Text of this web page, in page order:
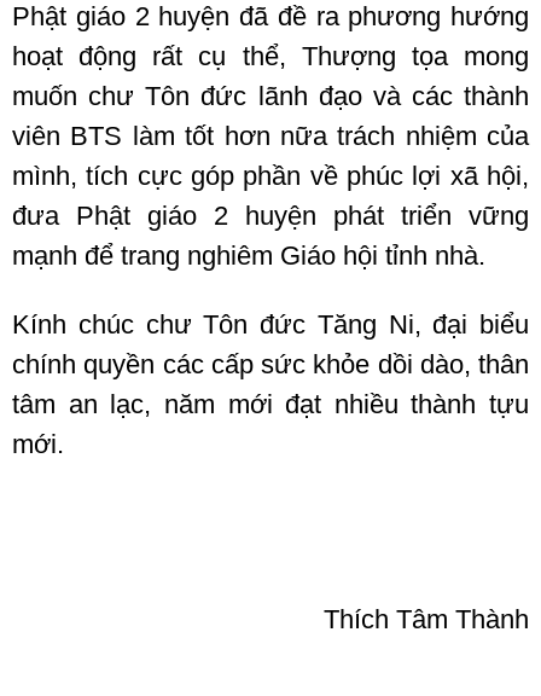
Phật giáo 2 huyện đã đề ra phương hướng
hoạt động rất cụ thể, Thượng tọa mong
muốn chư Tôn đức lãnh đạo và các thành
viên BTS làm tốt hơn nữa trách nhiệm của
mình, tích cực góp phần về phúc lợi xã hội,
đưa Phật giáo 2 huyện phát triển vững
mạnh để trang nghiêm Giáo hội tỉnh nhà.
Kính chúc chư Tôn đức Tăng Ni, đại biểu
chính quyền các cấp sức khỏe dồi dào, thân
tâm an lạc, năm mới đạt nhiều thành tựu
mới.
Thích Tâm Thành